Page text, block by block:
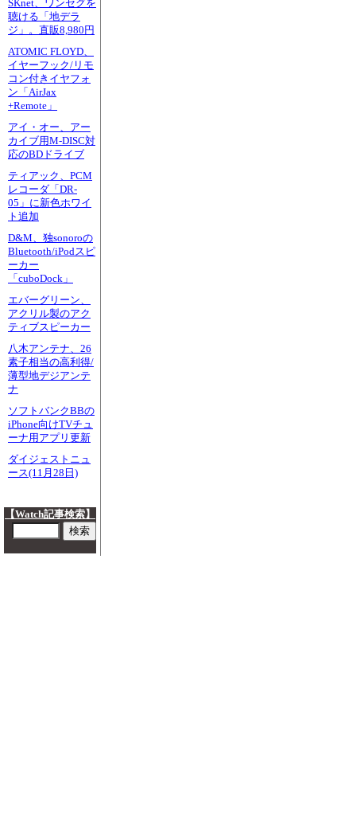
SKnet、ワンセグを
聴ける「地デラ
ジ」。直販8,980円
ATOMIC FLOYD、
イヤーフック/リモ
コン付きイヤフォ
ン「AirJax
+Remote」
アイ・オー、アー
カイブ用M-DISC対
応のBDドライブ
ティアック、PCM
レコーダ「DR-
05」に新色ホワイ
ト追加
D&M、独sonoroの
Bluetooth/iPodスピ
ーカー
「cuboDock」
エバーグリーン、
アクリル製のアク
ティブスピーカー
八木アンテナ、26
素子相当の高利得/
薄型地デジアンテ
ナ
ソフトバンクBBの
iPhone向けTVチュ
ーナ用アプリ更新
ダイジェストニュ
ース(11月28日)
【Watch記事検索】